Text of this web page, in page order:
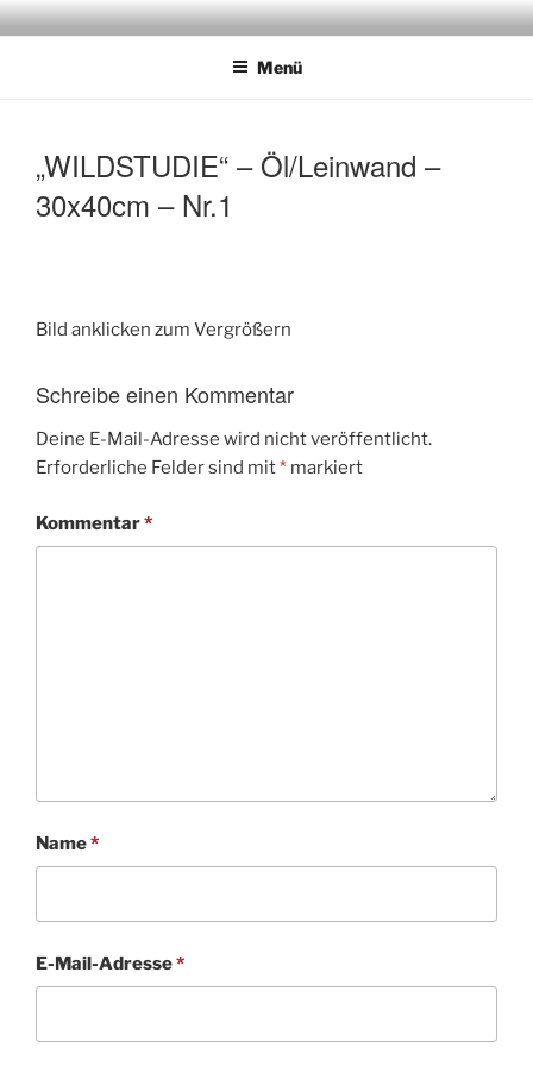
Zum
InhaltJAGDMALER THOMAS BOLD
Menü
„WILDSTUDIE“ – Öl/Leinwand –
30x40cm – Nr.1
Bild anklicken zum Vergrößern
Schreibe einen Kommentar
Deine E-Mail-Adresse wird nicht veröffentlicht.
Erforderliche Felder sind mit* markiert
Kommentar*
Name*
E-Mail-Adresse*